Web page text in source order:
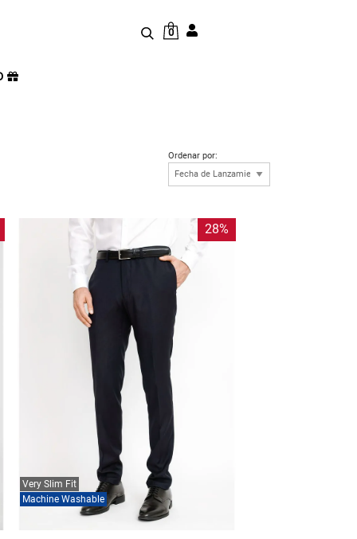
0
Ordenar por:
28%
Machine Washable
Very Slim Fit